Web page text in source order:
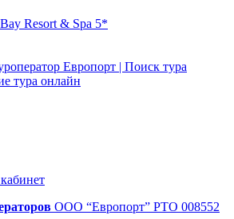
Resort & Spa 5*
ООО “Европорт” РТО 008552